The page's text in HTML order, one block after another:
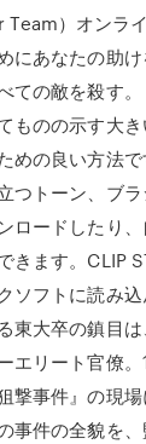
）オンライ
にあなたの助
ての敵を殺す
ものの示す大
めの良い方法で
つトーン、ブ
ロードしたり
きます。CLIP
ソフトに読み
東大卒の鎮目
エリート官僚
撃事件』の現
事件の全貌を